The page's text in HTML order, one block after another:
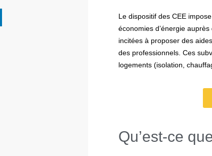
Le dispositif des CEE
économies d’énergie
incitées à proposer des
des professionnels. Ces
logements (isolation,
Qu’est-ce